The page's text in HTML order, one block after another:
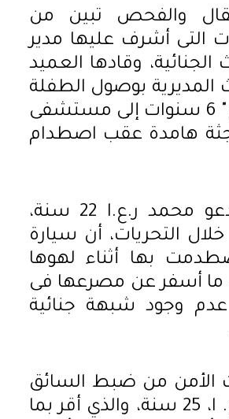
والفحص تبين من
التى أشرف عليها مدير
الجنائية، وقادها العميد
بوصول الطفلة
"ملوك.ى.ر.ع" 6 سنوات إلى مستشفى
جثة هامدة عقب اصطدام
وأوضح المدعو محمد ر.ع.ا 22 سنة،
التحريات، أن سيارة
بها أثناء لهوها
ما أسفر عن مصرعها فى
عدم وجود شبهة جنائية
الأمن من ضبط السائق
عبد العزيز ع. ا، 25 سنة، والذي أقر بما